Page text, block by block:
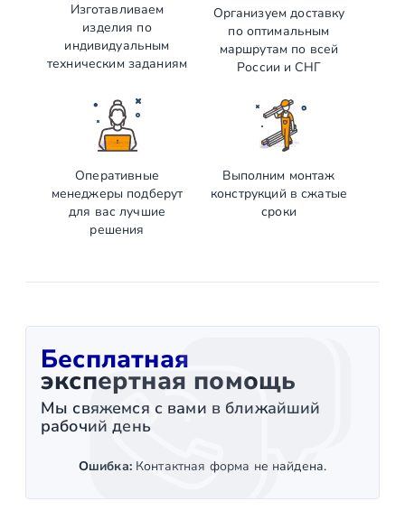
Изготавливаем
изделия по
индивидуальным
техническим заданиям
Организуем доставку
по оптимальным
маршрутам по всей
России и СНГ
Оперативные
менеджеры подберут
для вас лучшие
решения
Выполним монтаж
конструкций в сжатые
сроки
Бесплатная
экспертная помощь
Мы свяжемся с вами в ближайший
рабочий день
Ошибка:Контактная форма не найдена.